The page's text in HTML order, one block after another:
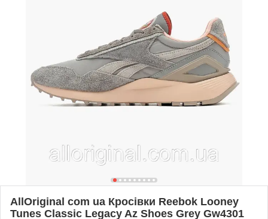
AllOriginal com ua Кросівки Reebok Looney
Tunes Classic Legacy Az Shoes Grey Gw4301